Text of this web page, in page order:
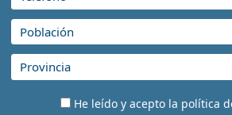
He leído y acepto la política